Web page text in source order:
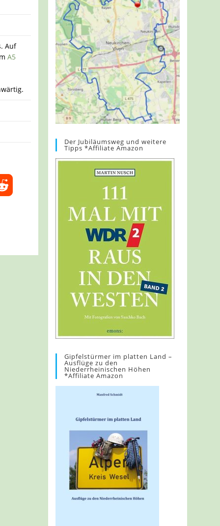
Auf
A5
Der Jubiläumsweg und weitere
Tipps *Affiliate Amazon
Gipfelstürmer im platten Land –
Ausflüge zu den
Niederrheinischen Höhen
*Affiliate Amazon